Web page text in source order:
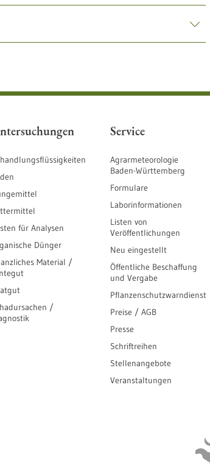
für Analysen
Dünger
Material /
/
Service
Agrarmeteorologie
Baden-Württemberg
Formulare
Laborinformationen
Listen von
Veröffentlichungen
Neu eingestellt
Öffentliche Beschaffung
und Vergabe
Pflanzenschutzwarndienst
Preise / AGB
Presse
Schriftreihen
Stellenangebote
Veranstaltungen